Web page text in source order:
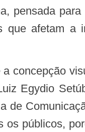
pensada
afetam a
Egydio
de
públicos,